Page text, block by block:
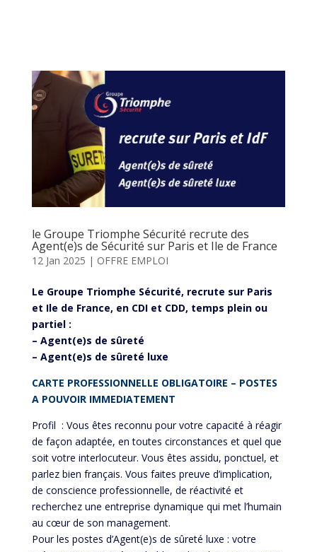
le Groupe Triomphe Sécurité recrute des
Agent(e)s de Sécurité sur Paris et Ile de France
12 Jan 2025 | OFFRE EMPLOI
Le Groupe Triomphe Sécurité, recrute sur Paris
et Ile de France, en CDI et CDD, temps plein ou
partiel :
– Agent(e)s de sûreté
– Agent(e)s de sûreté luxe
CARTE PROFESSIONNELLE OBLIGATOIRE – POSTES
A POUVOIR IMMEDIATEMENT
Profil : Vous êtes reconnu pour votre capacité à réagir
de façon adaptée, en toutes circonstances et quel que
soit votre interlocuteur. Vous êtes assidu, ponctuel, et
parlez bien français. Vous faites preuve d’implication,
de conscience professionnelle, de réactivité et
recherchez une entreprise dynamique qui met l’humain
au cœur de son management.
Pour les postes d’Agent(e)s de sûreté luxe : votre